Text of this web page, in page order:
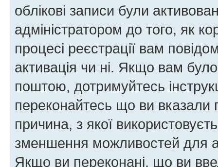
облікові записи були
адміністратором до того, як
процесі реєстрації вам
активація чи ні. Якщо вам
поштою, дотримуйтесь
переконайтесь що ви
причина, з якої
зменшення можливостей для
Якщо ви переконані, що ви